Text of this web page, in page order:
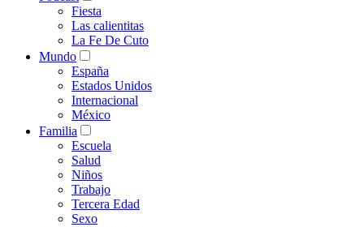
Fiesta
Las calientitas
La Fe De Cuto
Mundo
España
Estados Unidos
Internacional
México
Familia
Escuela
Salud
Niños
Trabajo
Tercera Edad
Sexo